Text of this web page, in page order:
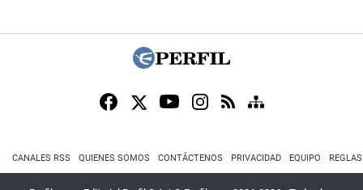
CANALES RSS QUIENES SOMOS CONTÁCTENOS PRIVACIDAD EQUIPO